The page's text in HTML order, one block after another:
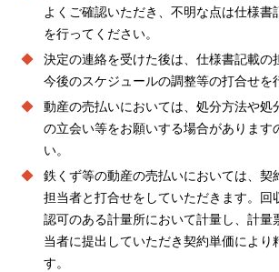
よくご確認いただき、不明な点は仕様書
を行ってください。
決定の連絡を受けた後は、仕様書記載の
今後のスケジュールの調整等の打合せを
動産の売払いにおいては、処分方法や処
の立会い等をお願いする場合があります
い。
鉄くず等の動産の売払いにおいては、契
担当者と打合せをしていただきます。回
認可のある計量所において計量し、計量
当者に提出していただき契約単価により
す。